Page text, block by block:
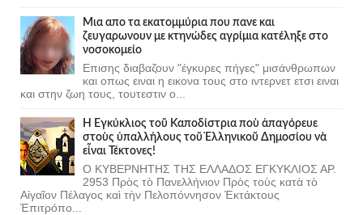
Μια απο τα εκατομμύρια που πανε και
ζευγαρωνουν με κτηνώδες αγρίμια κατέληξε στο
νοσοκομείο
Επισης διαβαζουν "έγκυρες πήγες" μισάνθρωπων
και οπως ειναι η εικονα τους στο ιντερνετ ετσι ειναι
και στην ζωη τους, τουτεστιν ο...
Ἡ Ἐγκύκλιος τοῦ Καποδίστρια ποὺ ἀπαγόρευε
στοὺς ὑπαλλήλους τοῦ Ἑλληνικοῦ Δημοσίου νὰ
εἶναι Τέκτονες!
Ο ΚΥΒΕΡΝΗΤΗΣ ΤΗΣ ΕΛΛΑΔΟΣ ΕΓΚΥΚΛΙΟΣ ΑΡ.
2953 Πρὸς τὸ Πανελλήνιον Πρὸς τοὺς κατὰ τὸ
Αἰγαῖον Πέλαγος καὶ τὴν Πελοπόννησον Ἐκτάκτους
Ἐπιτρόπο...